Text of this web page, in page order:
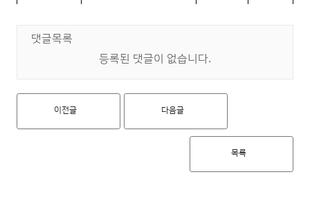
댓글목록
등록된 댓글이 없습니다.
이전글 다음글
목록